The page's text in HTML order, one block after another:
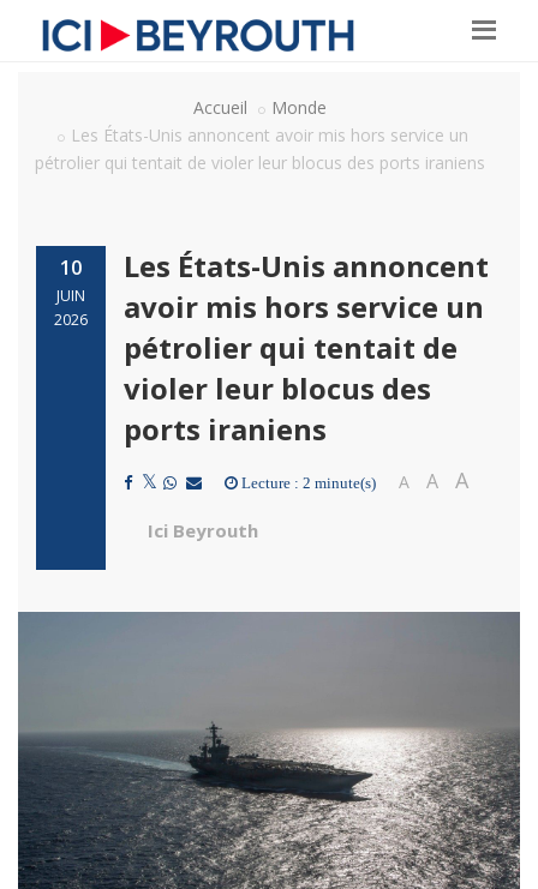
Accueil
Monde
Les États-Unis annoncent avoir mis hors service un
pétrolier qui tentait de violer leur blocus des ports iraniens
10
JUIN
2026
Les États-Unis annoncent
avoir mis hors service un
pétrolier qui tentait de
violer leur blocus des
ports iraniens
Lecture : 2 minute(s) A A A
Ici Beyrouth